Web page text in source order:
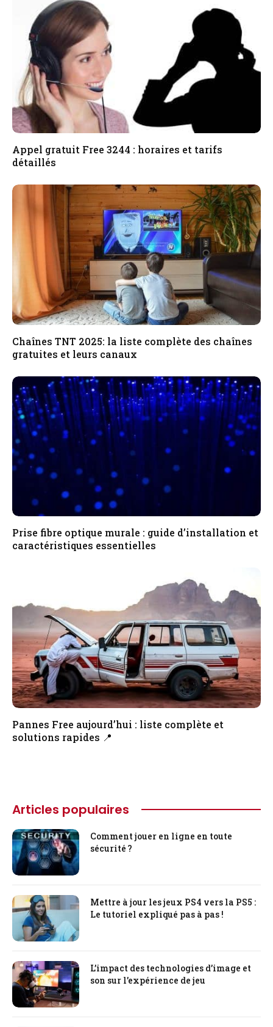
Appel gratuit Free 3244 : horaires et tarifs
détaillés
Chaînes TNT 2025: la liste complète des chaînes
gratuites et leurs canaux
Prise fibre optique murale : guide d’installation et
caractéristiques essentielles
Pannes Free aujourd’hui : liste complète et
solutions rapides 📍
Articles populaires
Comment jouer en ligne en toute
sécurité ?
Mettre à jour les jeux PS4 vers la PS5 :
Le tutoriel expliqué pas à pas !
L’impact des technologies d’image et
son sur l’expérience de jeu